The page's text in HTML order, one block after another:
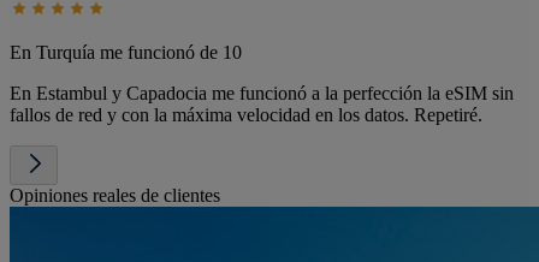
En Turquía me funcionó de 10
En Estambul y Capadocia me funcionó a la perfección la eSIM sin
fallos de red y con la máxima velocidad en los datos. Repetiré.
Opiniones reales de clientes